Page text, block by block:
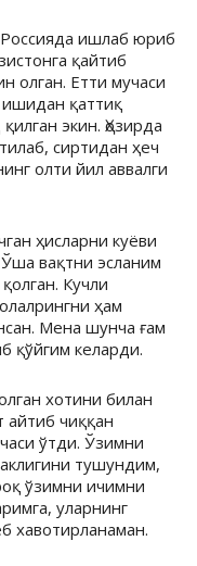
ишлаб юриб
қайтиб
олган. Етти мучаси
ишидан қаттиқ
экин. Ҳозирда
сиртидан ҳеч
олти йил аввалги
ҳисларни куёви
вақтни эсланим
Кучли
ҳам
Мена шунча ғам
қўйгим келарди.
хотини билан
айтиб чиққан
ўтди. Ўзимни
тушундим,
ўзимни ичимни
уларнинг
хавотирланаман.